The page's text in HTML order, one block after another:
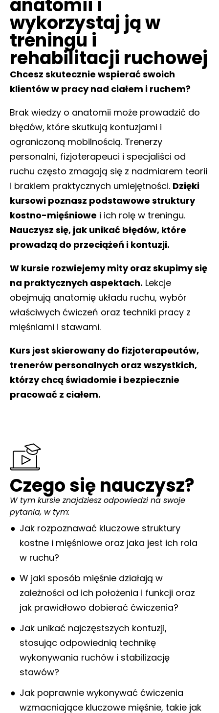
wykorzystaj ją w
treningu i
rehabilitacji ruchowej
Chcesz skutecznie wspierać swoich
klientów w pracy nad ciałem i ruchem?
Brak wiedzy o anatomii może prowadzić do
błędów, które skutkują kontuzjami i
ograniczoną mobilnością. Trenerzy
personalni, fizjoterapeuci i specjaliści od
ruchu często zmagają się z nadmiarem teorii
i brakiem praktycznych umiejętności. Dzięki
kursowi poznasz podstawowe struktury
kostno-mięśniowe i ich rolę w treningu.
Nauczysz się, jak unikać błędów, które
prowadzą do przeciążeń i kontuzji.
W kursie rozwiejemy mity oraz skupimy się
na praktycznych aspektach. Lekcje
obejmują anatomię układu ruchu, wybór
właściwych ćwiczeń oraz techniki pracy z
mięśniami i stawami.
Kurs jest skierowany do fizjoterapeutów,
trenerów personalnych oraz wszystkich,
którzy chcą świadomie i bezpiecznie
pracować z ciałem.
Czego się nauczysz?
W tym kursie znajdziesz odpowiedzi na swoje
pytania, w tym:
Jak rozpoznawać kluczowe struktury
kostne i mięśniowe oraz jaka jest ich rola
w ruchu?
W jaki sposób mięśnie działają w
zależności od ich położenia i funkcji oraz
jak prawidłowo dobierać ćwiczenia?
Jak unikać najczęstszych kontuzji,
stosując odpowiednią technikę
wykonywania ruchów i stabilizację
stawów?
Jak poprawnie wykonywać ćwiczenia
wzmacniające kluczowe mięśnie, takie jak